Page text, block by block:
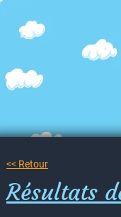
<< Retour
Résultats